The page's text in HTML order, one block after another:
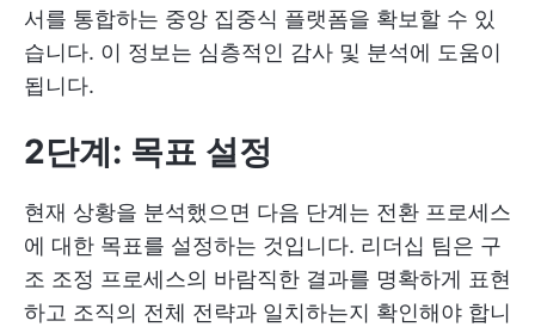
서를 통합하는 중앙 집중식 플랫폼을 확보할 수 있
습니다. 이 정보는 심층적인 감사 및 분석에 도움이
됩니다.
2단계: 목표 설정
현재 상황을 분석했으면 다음 단계는 전환 프로세스
에 대한 목표를 설정하는 것입니다. 리더십 팀은 구
조 조정 프로세스의 바람직한 결과를 명확하게 표현
하고 조직의 전체 전략과 일치하는지 확인해야 합니